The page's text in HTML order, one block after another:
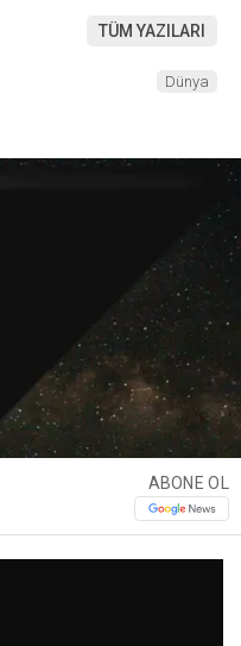
TÜM YAZILARI
Dünya
ABONE OL